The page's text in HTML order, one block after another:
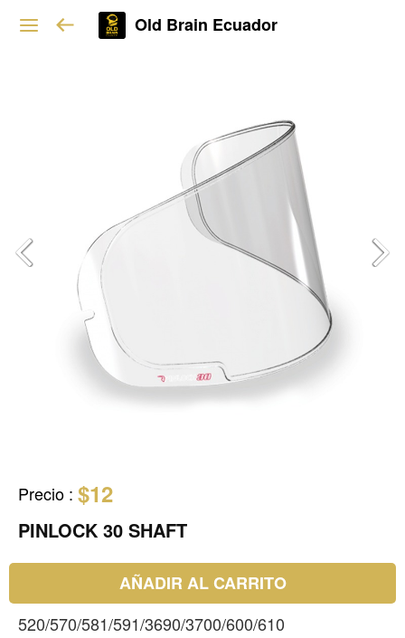
Old Brain Ecuador
Precio : $12
PINLOCK 30 SHAFT
AÑADIR AL CARRITO
520/570/581/591/3690/3700/600/610